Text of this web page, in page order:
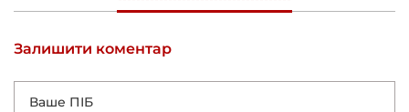
Залишити коментар